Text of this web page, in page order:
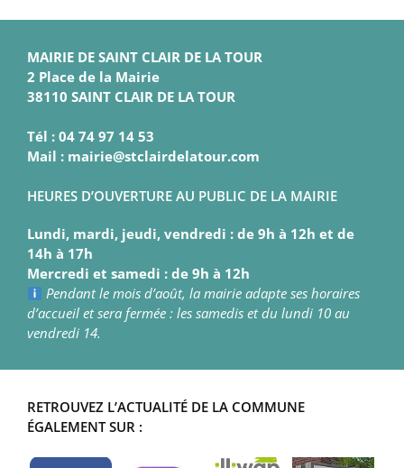
MAIRIE DE SAINT CLAIR DE LA TOUR
2 Place de la Mairie
38110 SAINT CLAIR DE LA TOUR
Tél : 04 74 97 14 53
Mail : mairie@stclairdelatour.com
HEURES D’OUVERTURE AU PUBLIC DE LA MAIRIE
Lundi, mardi, jeudi, vendredi : de 9h à 12h et de
14h à 17h
Mercredi et samedi : de 9h à 12h
Pendant le mois d’août, la mairie adapte ses horaires
d’accueil et sera fermée : les samedis et du lundi 10 au
vendredi 14.
RETROUVEZ L’ACTUALITÉ DE LA COMMUNE
ÉGALEMENT SUR :